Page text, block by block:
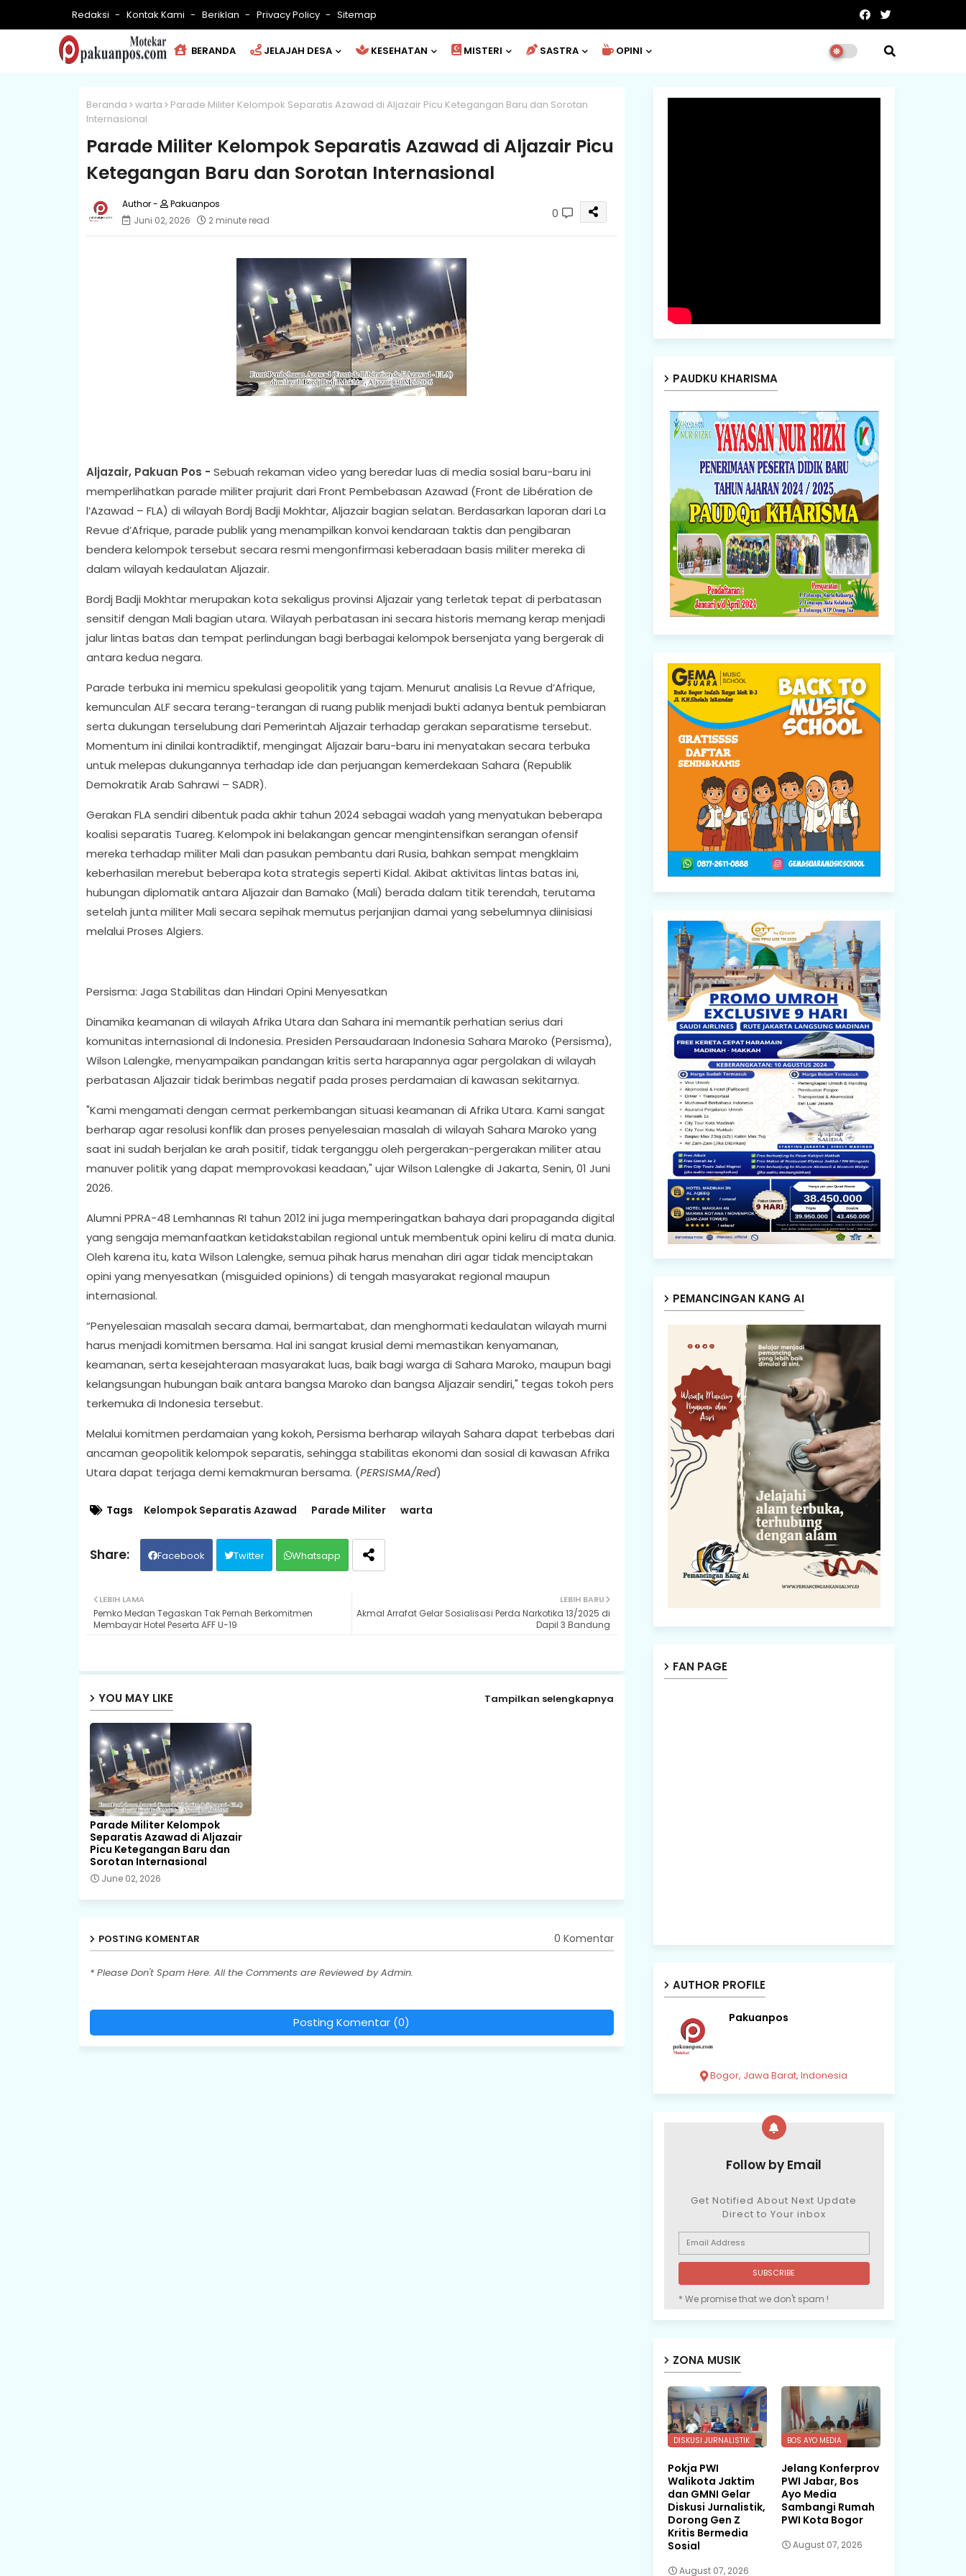
Redaksi Kontak Kami Beriklan Privacy Policy Sitemap
BERANDA JELAJAH DESA KESEHATAN MISTERI SASTRA OPINI
Beranda warta
Parade Militer Kelompok Separatis Azawad di Aljazair Picu Ketegangan Baru dan Sorotan
Internasional
Parade Militer Kelompok Separatis Azawad di Aljazair Picu
Ketegangan Baru dan Sorotan Internasional
Pakuanpos
Juni 02, 2026
2 minute read 0
Aljazair, Pakuan Pos - Sebuah rekaman video yang beredar luas di media sosial baru-baru ini
memperlihatkan parade militer prajurit dari Front Pembebasan Azawad (Front de Libération de
l’Azawad – FLA) di wilayah Bordj Badji Mokhtar, Aljazair bagian selatan. Berdasarkan laporan dari La
Revue d’Afrique, parade publik yang menampilkan konvoi kendaraan taktis dan pengibaran
bendera kelompok tersebut secara resmi mengonfirmasi keberadaan basis militer mereka di
dalam wilayah kedaulatan Aljazair.
Bordj Badji Mokhtar merupakan kota sekaligus provinsi Aljazair yang terletak tepat di perbatasan
sensitif dengan Mali bagian utara. Wilayah perbatasan ini secara historis memang kerap menjadi
jalur lintas batas dan tempat perlindungan bagi berbagai kelompok bersenjata yang bergerak di
antara kedua negara.
Parade terbuka ini memicu spekulasi geopolitik yang tajam. Menurut analisis La Revue d’Afrique,
kemunculan ALF secara terang-terangan di ruang publik menjadi bukti adanya bentuk pembiaran
serta dukungan terselubung dari Pemerintah Aljazair terhadap gerakan separatisme tersebut.
Momentum ini dinilai kontradiktif, mengingat Aljazair baru-baru ini menyatakan secara terbuka
untuk melepas dukungannya terhadap ide dan perjuangan kemerdekaan Sahara (Republik
Demokratik Arab Sahrawi – SADR).
Gerakan FLA sendiri dibentuk pada akhir tahun 2024 sebagai wadah yang menyatukan beberapa
koalisi separatis Tuareg. Kelompok ini belakangan gencar mengintensifkan serangan ofensif
mereka terhadap militer Mali dan pasukan pembantu dari Rusia, bahkan sempat mengklaim
keberhasilan merebut beberapa kota strategis seperti Kidal. Akibat aktivitas lintas batas ini,
hubungan diplomatik antara Aljazair dan Bamako (Mali) berada dalam titik terendah, terutama
setelah junta militer Mali secara sepihak memutus perjanjian damai yang sebelumnya diinisiasi
melalui Proses Algiers.
Persisma: Jaga Stabilitas dan Hindari Opini Menyesatkan
Dinamika keamanan di wilayah Afrika Utara dan Sahara ini memantik perhatian serius dari
komunitas internasional di Indonesia. Presiden Persaudaraan Indonesia Sahara Maroko (Persisma),
Wilson Lalengke, menyampaikan pandangan kritis serta harapannya agar pergolakan di wilayah
perbatasan Aljazair tidak berimbas negatif pada proses perdamaian di kawasan sekitarnya.
"Kami mengamati dengan cermat perkembangan situasi keamanan di Afrika Utara. Kami sangat
berharap agar resolusi konflik dan proses penyelesaian masalah di wilayah Sahara Maroko yang
saat ini sudah berjalan ke arah positif, tidak terganggu oleh pergerakan-pergerakan militer atau
manuver politik yang dapat memprovokasi keadaan," ujar Wilson Lalengke di Jakarta, Senin, 01 Juni
2026.
Alumni PPRA-48 Lemhannas RI tahun 2012 ini juga memperingatkan bahaya dari propaganda digital
yang sengaja memanfaatkan ketidakstabilan regional untuk membentuk opini keliru di mata dunia.
Oleh karena itu, kata Wilson Lalengke, semua pihak harus menahan diri agar tidak menciptakan
opini yang menyesatkan (misguided opinions) di tengah masyarakat regional maupun
internasional.
“Penyelesaian masalah secara damai, bermartabat, dan menghormati kedaulatan wilayah murni
harus menjadi komitmen bersama. Hal ini sangat krusial demi memastikan kenyamanan,
keamanan, serta kesejahteraan masyarakat luas, baik bagi warga di Sahara Maroko, maupun bagi
kelangsungan hubungan baik antara bangsa Maroko dan bangsa Aljazair sendiri," tegas tokoh pers
terkemuka di Indonesia tersebut.
Melalui komitmen perdamaian yang kokoh, Persisma berharap wilayah Sahara dapat terbebas dari
ancaman geopolitik kelompok separatis, sehingga stabilitas ekonomi dan sosial di kawasan Afrika
Utara dapat terjaga demi kemakmuran bersama. (PERSISMA/Red)
Tags Kelompok Separatis Azawad Parade Militer warta
Facebook Twitter Whatsapp
LEBIH BARU
Akmal Arrafat Gelar Sosialisasi Perda Narkotika 13/2025 di
Dapil 3 Bandung
LEBIH LAMA
Pemko Medan Tegaskan Tak Pernah Berkomitmen
Membayar Hotel Peserta AFF U-19
YOU MAY LIKE Tampilkan selengkapnya
Parade Militer Kelompok
Separatis Azawad di Aljazair
Picu Ketegangan Baru dan
Sorotan Internasional
June 02, 2026
POSTING KOMENTAR 0 Komentar
* Please Don't Spam Here. All the Comments are Reviewed by Admin.
Posting Komentar (0)
PAUDKU KHARISMA
PEMANCINGAN KANG AI
FAN PAGE
AUTHOR PROFILE
Pakuanpos
Bogor, Jawa Barat, Indonesia
Follow by Email
Get Notified About Next Update
Direct to Your inbox
* We promise that we don't spam !
ZONA MUSIK
DISKUSI JURNALISTIK
Pokja PWI
Walikota Jaktim
dan GMNI Gelar
Diskusi Jurnalistik,
Dorong Gen Z
Kritis Bermedia
Sosial
August 07, 2026
BOS AYO MEDIA
Jelang Konferprov
PWI Jabar, Bos
Ayo Media
Sambangi Rumah
PWI Kota Bogor
August 07, 2026